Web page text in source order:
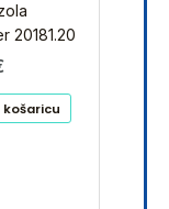
20181.20
košaricu